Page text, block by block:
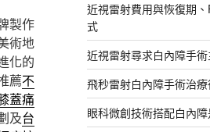
製作
術地
化的
薦不
蓋痛
及台
近視雷射費用與恢復期
式
近視雷射尋求白內障手
飛秒雷射白內障手術治
眼科微創技術搭配白內